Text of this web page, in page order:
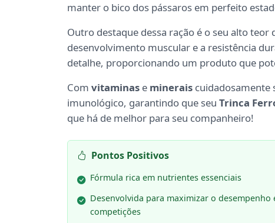
manter o bico dos pássaros em perfeito
Outro destaque dessa ração é o seu alto
desenvolvimento muscular e a resistência
detalhe, proporcionando um produto que
Com vitaminas e minerais cuidadosamente
imunológico, garantindo que seu Trinca
que há de melhor para seu companheiro!
Pontos Positivos
Fórmula rica em nutrientes essenciais
Desenvolvida para maximizar o desempenho
competições